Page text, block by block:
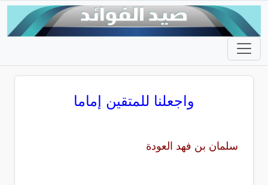
واجعلنا للمتقين إماما
سلمان بن فهد العودة